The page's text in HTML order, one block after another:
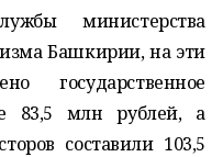
министерства
Башкирии, на эти
государственное
83,5 млн рублей, а
составили 103,5